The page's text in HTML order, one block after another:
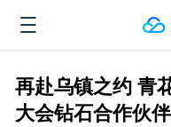
再赴乌镇之约
大会钻石合作伙伴